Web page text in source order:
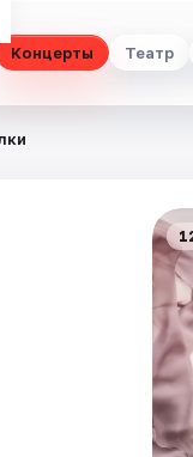
Концерты Театр